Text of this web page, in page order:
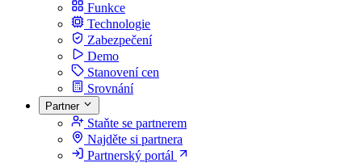
Funkce
Technologie
Zabezpečení
Demo
Stanovení cen
Srovnání
Partner
Staňte se partnerem
Najděte si partnera
Partnerský portál